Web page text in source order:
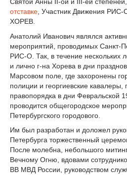
отставке , Участник Движения
ХОРЕВ.
Анатолий Иванович являлся
мероприятий, проводимых Санкт-
РИС-О. Так, в течение нескольких
и лично г-на Хорева в дни
Марсовом поле, где захоронены
полиции и георгиевские
правопорядка в дни Февральской
проводится общегородское
Петербургского городового.
Им был разработан и доложел
Петербурга торжественный
После молебна, небольшого
Вечному Огню, вдовами
ВВ МВД России, руководством